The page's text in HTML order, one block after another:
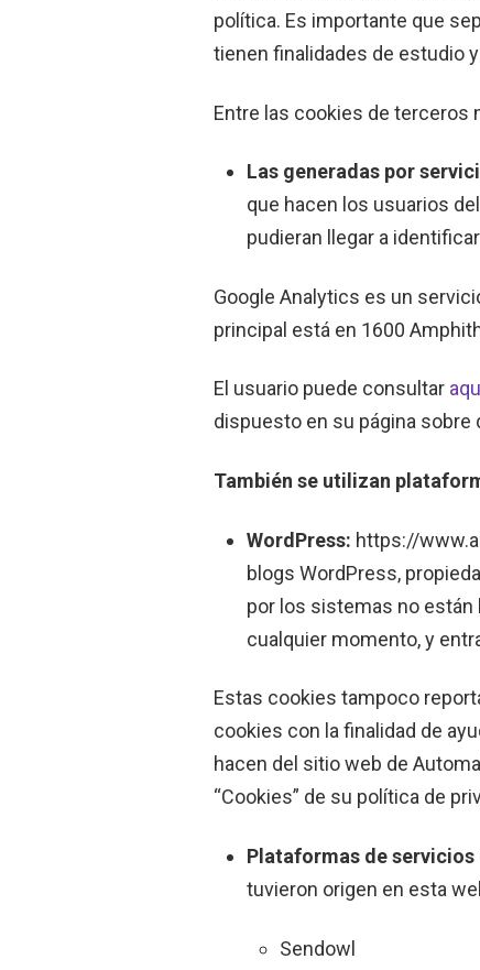
política. Es importante que
tienen finalidades de estudio
Entre las cookies de terceros
Las generadas por
que hacen los usuarios
pudieran llegar a
Google Analytics es un
principal está en 1600
El usuario puede consultar
dispuesto en su página sobre
También se utilizan
WordPress: https://
blogs WordPress,
por los sistemas no están
cualquier momento, y
Estas cookies tampoco
cookies con la finalidad de
hacen del sitio web de
“Cookies” de su política de
Plataformas de
tuvieron origen en esta
Sendowl